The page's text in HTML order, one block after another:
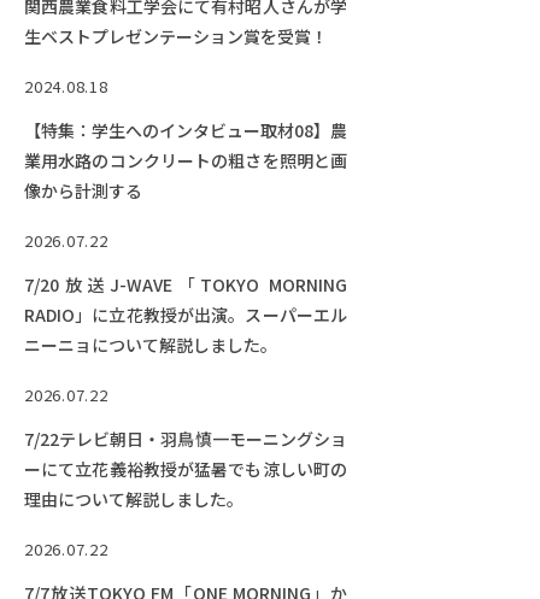
関西農業食料工学会にて有村昭人さんが学
生ベストプレゼンテーション賞を受賞！
2024.08.18
【特集：学生へのインタビュー取材08】農
業用水路のコンクリートの粗さを照明と画
像から計測する
2026.07.22
7/20放送J-WAVE「TOKYO MORNING
RADIO」に立花教授が出演。スーパーエル
ニーニョについて解説しました。
2026.07.22
7/22テレビ朝日・羽鳥慎一モーニングショ
ーにて立花義裕教授が猛暑でも涼しい町の
理由について解説しました。
2026.07.22
7/7放送TOKYO FM「ONE MORNING」か